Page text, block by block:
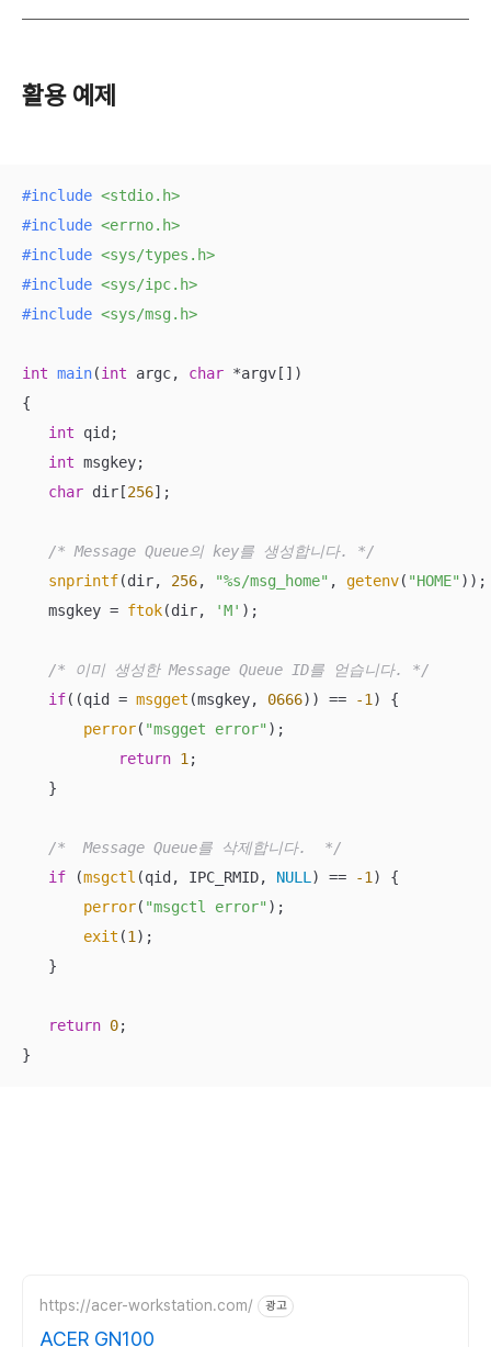
활용 예제
#include <stdio.h>
#include <errno.h>
#include <sys/types.h>
#include <sys/ipc.h>
#include <sys/msg.h>
int main(int argc, char *argv[])
{
int qid;
int msgkey;
char dir[256];
/* Message Queue의 key를 생성합니다. */
snprintf(dir, 256, "%s/msg_home" , getenv( "HOME" ));
   msgkey =
ftok(dir, 'M' );
/* 이미 생성한 Message Queue ID를 얻습니다. */
if((qid = msgget (msgkey, 0666)) == -1) {
perror( "msgget error" );
return 1;
   }
/*  Message Queue를 삭제합니다.  */
if (msgctl (qid, IPC_RMID, NULL) == -1) {
perror( "msgctl error" );
exit (1);
   }
return 0;
}
https://acer-workstation.com/ 광고
ACER GN100